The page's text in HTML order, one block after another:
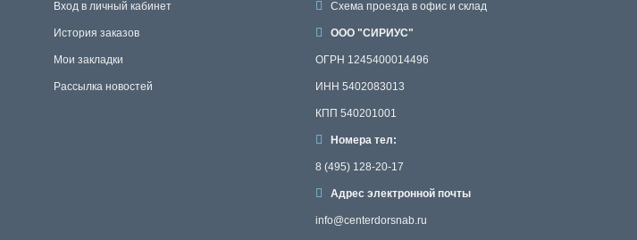
Вход в личный кабинет
История заказов
Мои закладки
Рассылка новостей
Схема проезда в офис и склад
ООО "СИРИУС"
ОГРН 1245400014496
ИНН 5402083013
КПП 540201001
Номера тел:
8 (495) 128-20-17
Адрес электронной почты
info@centerdorsnab.ru